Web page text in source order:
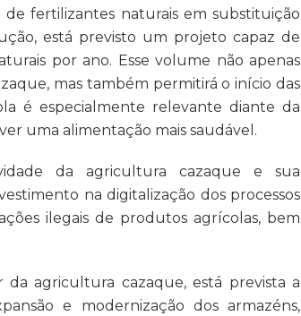
fertilizantes naturais em substituição
está previsto um projeto capaz de
por ano. Esse volume não apenas
mas também permitirá o início das
é especialmente relevante diante da
uma alimentação mais saudável.
da agricultura cazaque e sua
na digitalização dos processos
ilegais de produtos agrícolas, bem
agricultura cazaque, está prevista a
e modernização dos armazéns,